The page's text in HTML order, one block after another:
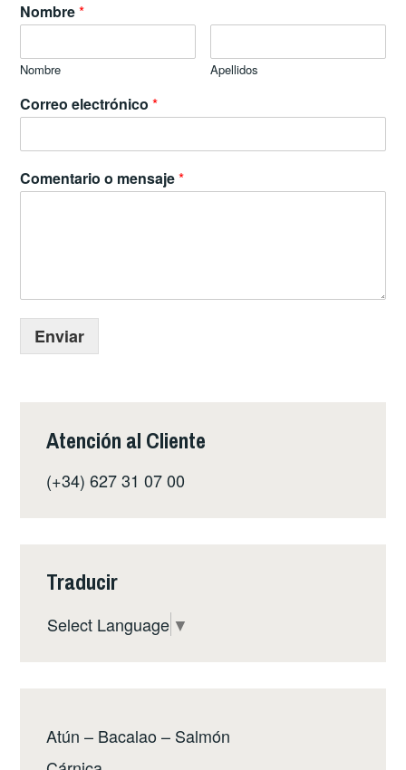
Nombre*
Nombre Apellidos
Correo electrónico*
Comentario o mensaje*
Enviar
Atención al Cliente
(+34) 627 31 07 00
Traducir
Select Language ▼
Atún – Bacalao – Salmón